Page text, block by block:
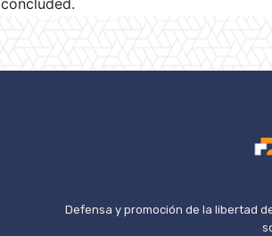
concluded.
Defensa y promoción de la libertad